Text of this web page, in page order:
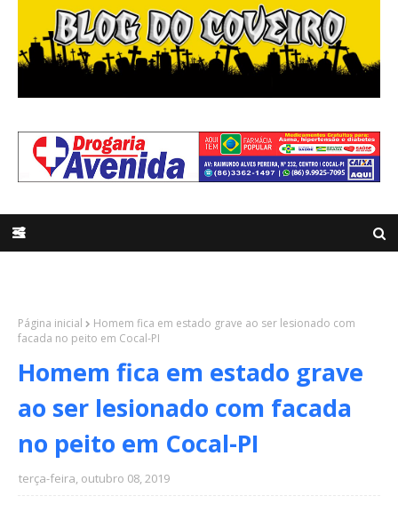
Página inicial
Homem fica em estado grave ao ser lesionado com
facada no peito em Cocal-PI
Homem fica em estado grave
ao ser lesionado com facada
no peito em Cocal-PI
terça-feira, outubro 08, 2019